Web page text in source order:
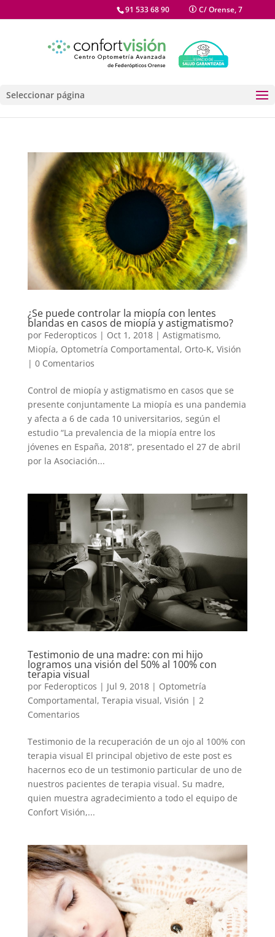
91 533 68 90 C/ Orense, 7
Seleccionar página
¿Se puede controlar la miopía con lentes
blandas en casos de miopía y astigmatismo?
por Federopticos | Oct 1, 2018| Astigmatismo,
Miopía, Optometría Comportamental, Orto-K, Visión
| 0 Comentarios
Control de miopía y astigmatismo en casos que se
presente conjuntamente La miopía es una pandemia
y afecta a 6 de cada 10 universitarios, según el
estudio “La prevalencia de la miopía entre los
jóvenes en España, 2018”, presentado el 27 de abril
por la Asociación...
Testimonio de una madre: con mi hijo
logramos una visión del 50% al 100% con
terapia visual
por Federopticos | Jul 9, 2018| Optometría
Comportamental, Terapia visual, Visión | 2
Comentarios
Testimonio de la recuperación de un ojo al 100% con
terapia visual El principal objetivo de este post es
hacernos eco de un testimonio particular de uno de
nuestros pacientes de terapia visual. Su madre,
quien muestra agradecimiento a todo el equipo de
Confort Visión,...